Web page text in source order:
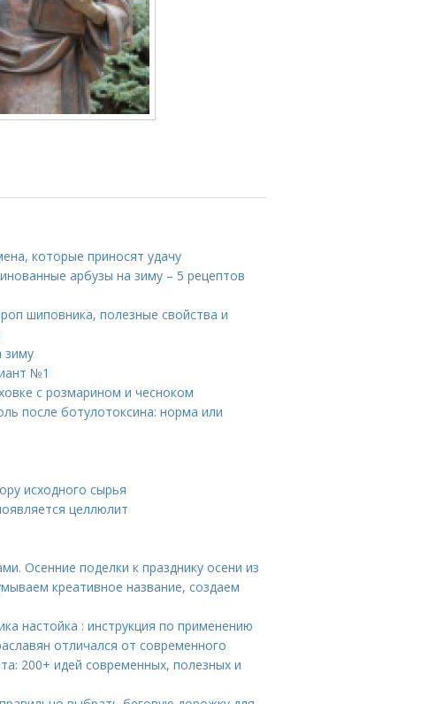
которые приносят удачу
арбузы на зиму – 5 рецептов
шиповника, полезные свойства и
зиму
№1
с розмарином и чесноком
после ботулотоксина: норма или
исходного сырья
целлюлит
Осенние поделки к празднику осени из
креативное название, создаем
настойка : инструкция по применению
отличался от современного
200+ идей современных, полезных и